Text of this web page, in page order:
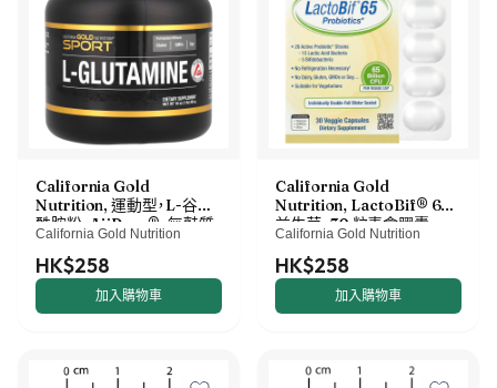
California Gold
Nutrition, 運動型，L-谷氨
酰胺粉，AjiPure®，無麩質，
1 磅（454 克）
California Gold Nutrition
HK$258
加入購物車
California Gold
Nutrition, LactoBif® 65
益生菌，30 粒素食膠囊
California Gold Nutrition
HK$258
加入購物車